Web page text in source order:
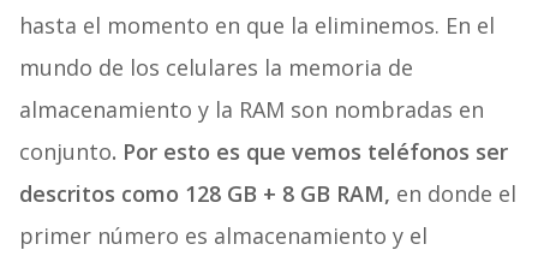
hasta el momento en que la eliminemos. En el
mundo de los celulares la memoria de
almacenamiento y la RAM son nombradas en
conjunto. Por esto es que vemos teléfonos ser
descritos como 128 GB + 8 GB RAM, en donde el
primer número es almacenamiento y el